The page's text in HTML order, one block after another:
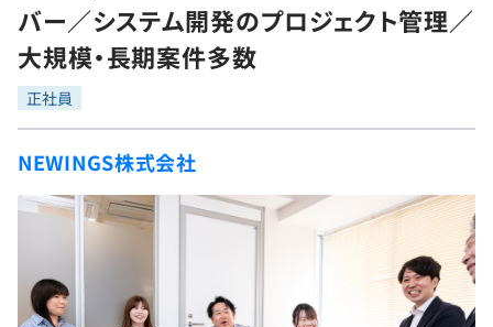
転職エージェント
転職成功ガイド
本選考
インターン
新卒エージェント
イベント・セミナー
インタビュー
問題集
4択課題
ナレッジ
プログラミング言語
評価結果一覧
ゲーム・マンガ
Tech Team Journal
note
paizaとは？
バー／システム開発のプロジェクト管理／
大規模・長期案件多数
正社員
NEWINGS株式会社